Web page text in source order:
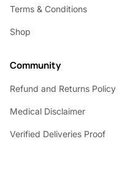
Terms & Conditions
Shop
Community
Refund and Returns Policy
Medical Disclaimer
Verified Deliveries Proof